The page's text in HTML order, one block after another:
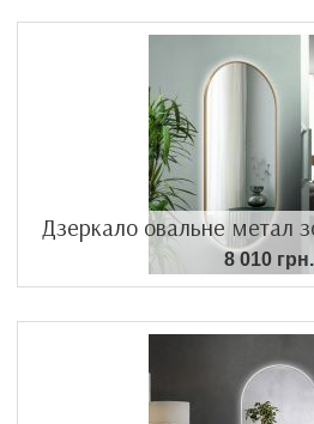
Дзеркало овальне метал
8 010 грн.